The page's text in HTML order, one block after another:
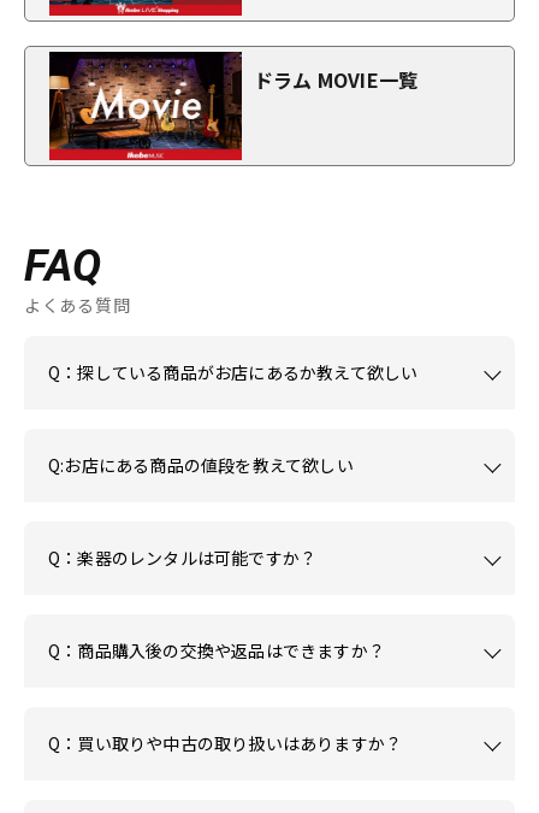
ドラム MOVIE一覧
FAQ
よくある質問
Q：探している商品がお店にあるか教えて欲しい
Q:お店にある商品の値段を教えて欲しい
Q：楽器のレンタルは可能ですか？
Q：商品購入後の交換や返品はできますか？
Q：買い取りや中古の取り扱いはありますか？